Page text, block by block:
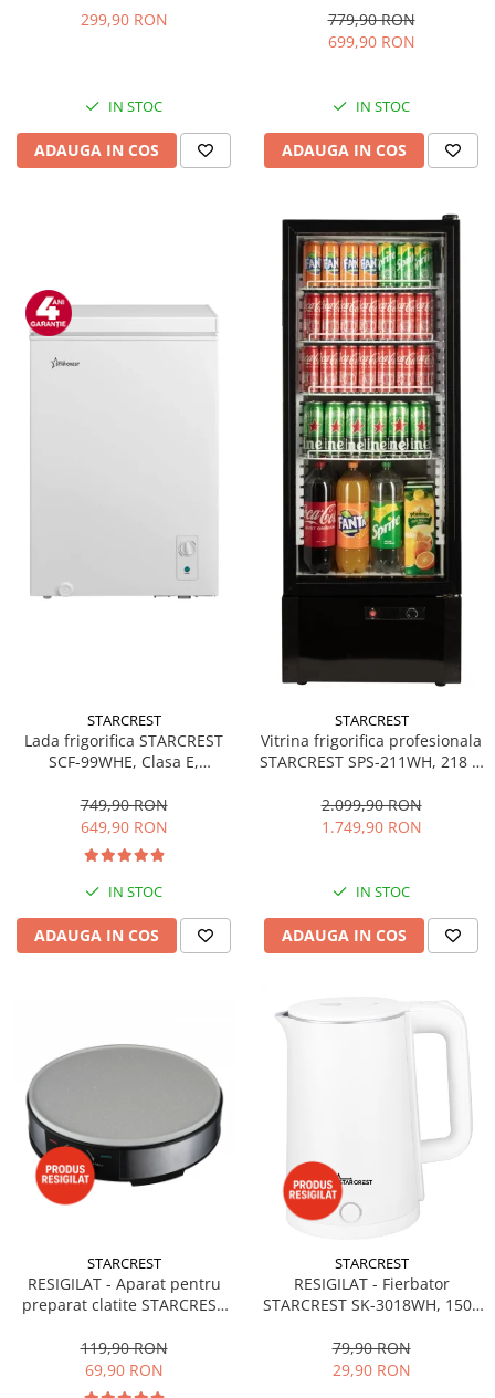
mecanic, 6 Trepte de putere,
299,90 RON
IN STOC
ADAUGA IN COS
interioara, H 83 cm, Sticla
Neagra
779,90 RON
699,90 RON
IN STOC
ADAUGA IN COS
STARCREST
Lada frigorifica STARCREST
SCF-99WHE, Clasa E,
convertibil - functie frigider,
Termostat reglabil, Alb
749,90 RON
649,90 RON
IN STOC
ADAUGA IN COS
STARCREST
Vitrina frigorifica profesionala
STARCREST SPS-211WH, 218 L,
LED, H 141 cm, Negru
2.099,90 RON
1.749,90 RON
IN STOC
ADAUGA IN COS
STARCREST
RESIGILAT - Aparat pentru
preparat clatite STARCREST
invelis ceramic antiaderent,
30 cm, Inox / Negru
119,90 RON
69,90 RON
STARCREST
RESIGILAT - Fierbator
STARCREST SK-3018WH, 1500
automata, Alb
79,90 RON
29,90 RON